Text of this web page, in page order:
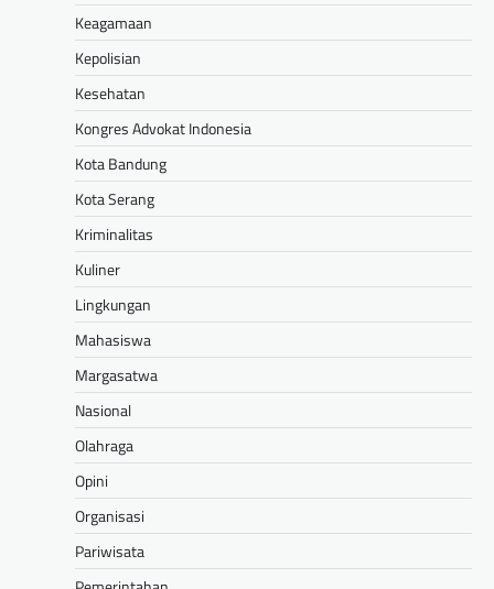
Keagamaan
Kepolisian
Kesehatan
Kongres Advokat Indonesia
Kota Bandung
Kota Serang
Kriminalitas
Kuliner
Lingkungan
Mahasiswa
Margasatwa
Nasional
Olahraga
Opini
Organisasi
Pariwisata